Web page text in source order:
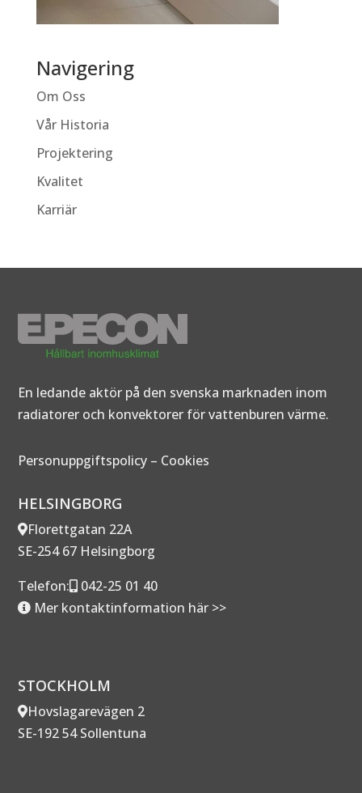
Navigering
Om Oss
Vår Historia
Projektering
Kvalitet
Karriär
En ledande aktör på den svenska marknaden inom
radiatorer och konvektorer för vattenburen värme.
Personuppgiftspolicy – Cookies
HELSINGBORG
Florettgatan 22A
SE-254 67 Helsingborg
Telefon:
042-25 01 40
Mer kontaktinformation här >>
STOCKHOLM
Hovslagarevägen 2
SE-192 54 Sollentuna